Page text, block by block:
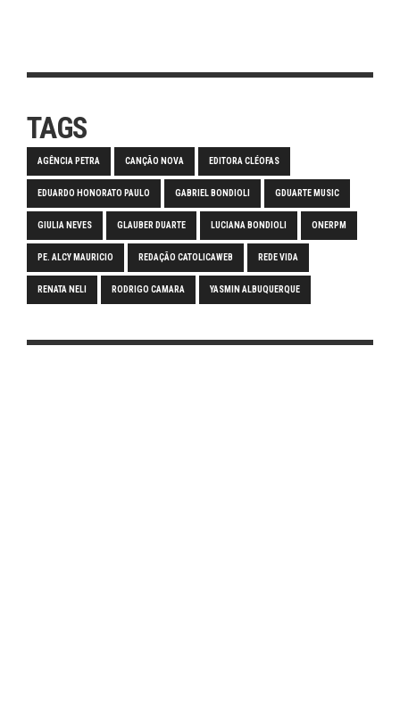
TAGS
AGÊNCIA PETRA CANÇÃO NOVA EDITORA CLÉOFAS
EDUARDO HONORATO PAULO GABRIEL BONDIOLI GDUARTE MUSIC
GIULIA NEVES GLAUBER DUARTE LUCIANA BONDIOLI ONERPM
PE. ALCY MAURICIO REDAÇÃO CATOLICAWEB REDE VIDA
RENATA NELI RODRIGO CAMARA YASMIN ALBUQUERQUE